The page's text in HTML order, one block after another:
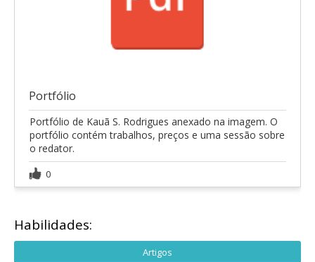
Portfólio
Portfólio de Kauã S. Rodrigues anexado na imagem. O
portfólio contém trabalhos, preços e uma sessão sobre
o redator.
0
Habilidades:
Artigos